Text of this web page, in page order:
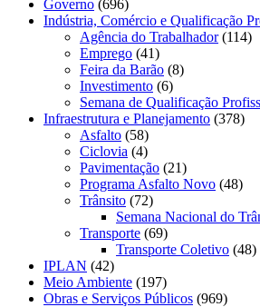
Governo (696)
Indústria, Comércio e Qualificação
Agência do Trabalhador(114)
Emprego (41)
Feira da Barão (8)
Investimento (6)
Semana de Qualificação
Infraestrutura e Planejamento (378)
Asfalto (58)
Ciclovia (4)
Pavimentação (21)
Programa Asfalto Novo (48)
Trânsito (72)
Semana Nacional do
Transporte (69)
Transporte Coletivo (48)
IPLAN (42)
Meio Ambiente (197)
Obras e Serviços Públicos (969)